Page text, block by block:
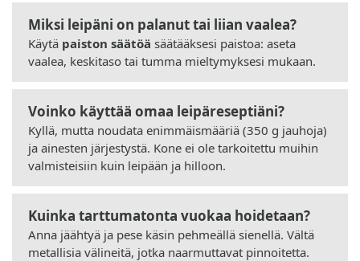
Miksi leipäni on palanut tai liian vaalea?
Käytä paiston säätöä säätääksesi paistoa: aseta
vaalea, keskitaso tai tumma mieltymyksesi mukaan.
Voinko käyttää omaa leipäreseptiäni?
Kyllä, mutta noudata enimmäismääriä (350 g jauhoja)
ja ainesten järjestystä. Kone ei ole tarkoitettu muihin
valmisteisiin kuin leipään ja hilloon.
Kuinka tarttumatonta vuokaa hoidetaan?
Anna jäähtyä ja pese käsin pehmeällä sienellä. Vältä
metallisia välineitä, jotka naarmuttavat pinnoitetta.